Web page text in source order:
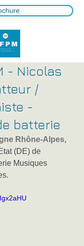
- Nicolas
/
-
batterie
Rhône-Alpes,
(DE) de
Musiques